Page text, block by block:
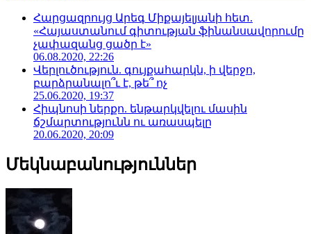
Հարցազրույց Արեգ Միքայելյանի հետ.
«Հայաստանում գիտության ֆինանսավորումը
չափազանց ցածր է»
06.08.2020, 22:26
Վերլուծություն. գույքահարկն, ի վերջո,
բարձրանալո՞ւ է, թե՞ ոչ
25.06.2020, 19:37
Հիպնոսի ներքո. ենթարկվելու մասին
ճշմարտությունն ու առասպելը
20.06.2020, 20:09
Մեկնաբանություններ